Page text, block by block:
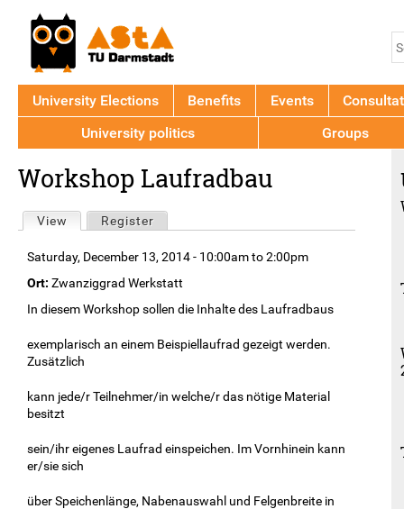
to
top
Workshop Laufradbau
Primary
tabs
View (active tab)
Register
Saturday, December 13, 2014 - 10:00amto2:00pm
Ort: Zwanziggrad Werkstatt
In diesem Workshop sollen die Inhalte des Laufradbaus
exemplarisch an einem Beispiellaufrad gezeigt werden.
Zusätzlich
kann jede/r Teilnehmer/in welche/r das nötige Material
besitzt
sein/ihr eigenes Laufrad einspeichen. Im Vornhinein kann
er/sie sich
über Speichenlänge, Nabenauswahl und Felgenbreite in
University Elections Benefits Events
University politics
Groups